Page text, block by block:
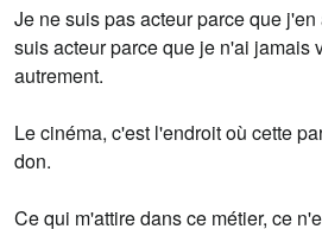
Je ne suis pas acteur parce que
suis acteur parce que je n'ai jamais
autrement.
Le cinéma, c'est l'endroit où cette
don.
Ce qui m'attire dans ce métier, ce